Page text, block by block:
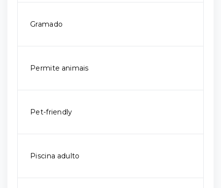
Gramado
Permite animais
Pet-friendly
Piscina adulto